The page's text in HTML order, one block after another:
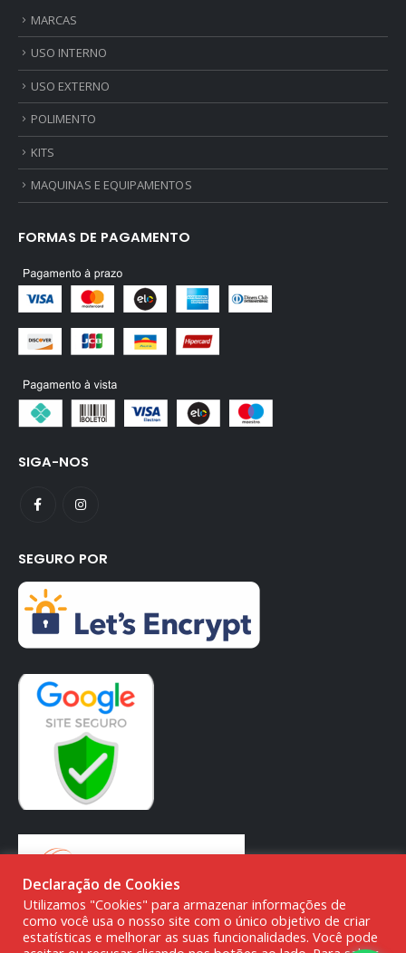
MARCAS
USO INTERNO
USO EXTERNO
POLIMENTO
KITS
MAQUINAS E EQUIPAMENTOS
FORMAS DE PAGAMENTO
SIGA-NOS
SEGURO POR
Declaração de Cookies
Utilizamos "Cookies" para armazenar informações de
como você usa o nosso site com o único objetivo de criar
estatísticas e melhorar as suas funcionalidades. Você pode